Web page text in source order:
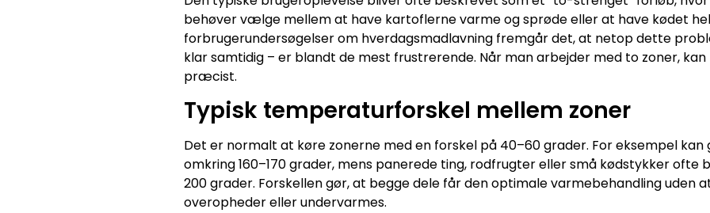
behøver vælge mellem at have kartoflerne varme og sprøde eller at have kødet
forbrugerundersøgelser om hverdagsmadlavning fremgår det, at netop dette
klar samtidig – er blandt de mest frustrerende. Når man arbejder med to zoner,
præcist.
Typisk temperaturforskel mellem zoner
Det er normalt at køre zonerne med en forskel på 40–60 grader. For eksempel
omkring 160–170 grader, mens panerede ting, rodfrugter eller små kødstykker ofte
200 grader. Forskellen gør, at begge dele får den optimale varmebehandling uden
overopheder eller undervarmes.